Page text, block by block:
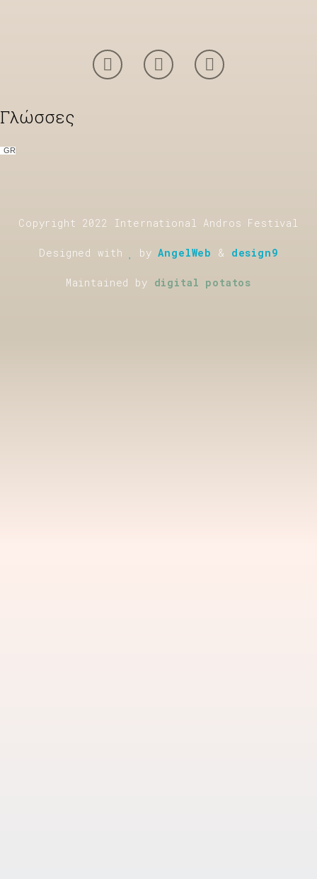
Γλώσσες
GR
Copyright 2022 International Andros Festival
Designed with byAngelWeb & design9
Maintained by digital potatos